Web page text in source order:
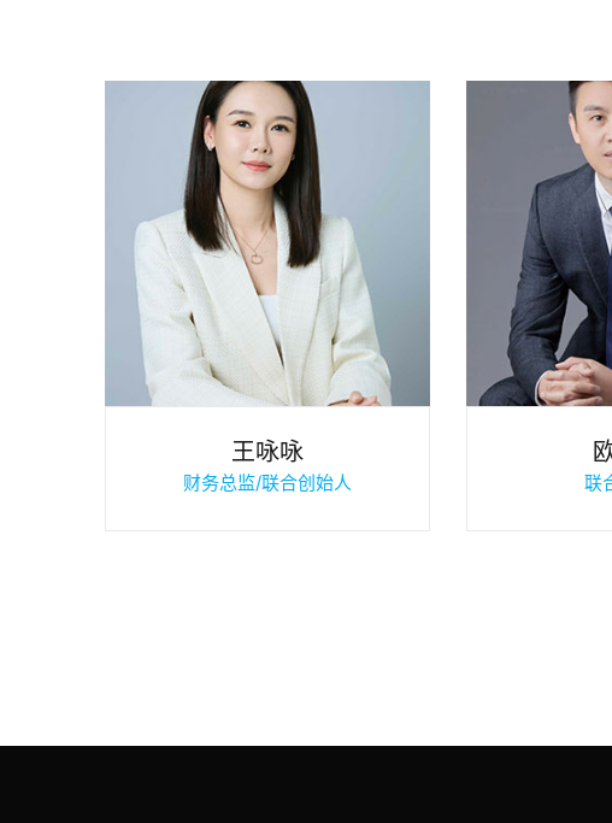
王咏咏
财务总监/联合创始人 联